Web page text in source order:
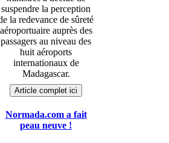
suspendre la perception
la redevance de sûreté
aéroportuaire auprès des
passagers au niveau des
huit aéroports
internationaux de
Madagascar.
Article complet ici
Normada.com a fait
peau neuve !